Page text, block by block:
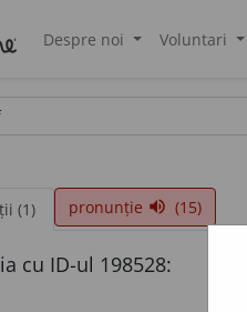
Despre noi Voluntari
(1) pronunție volume_up (15)
cu ID-ul 198528: